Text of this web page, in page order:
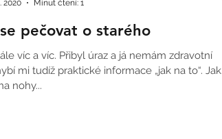
2020
Minut čtení: 1
pečovat o starého
víc a víc. Přibyl úraz a já nemám zdravotní
mi tudíž praktické informace „jak na to“. Jak
nohy...